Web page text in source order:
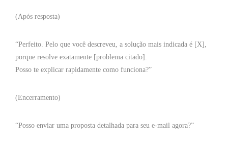
(Após resposta)
“Perfeito. Pelo que você descreveu, a solução mais indicada é [X],
porque resolve exatamente [problema citado].
Posso te explicar rapidamente como funciona?”
(Encerramento)
“Posso enviar uma proposta detalhada para seu e-mail agora?”